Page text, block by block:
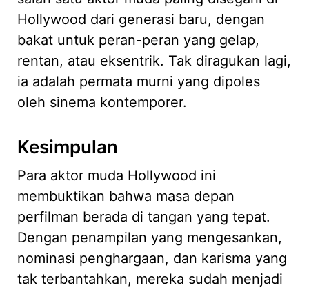
Hollywood dari generasi baru, dengan
bakat untuk peran-peran yang gelap,
rentan, atau eksentrik. Tak diragukan lagi,
ia adalah permata murni yang dipoles
oleh sinema kontemporer.
Kesimpulan
Para aktor muda Hollywood ini
membuktikan bahwa masa depan
perfilman berada di tangan yang tepat.
Dengan penampilan yang mengesankan,
nominasi penghargaan, dan karisma yang
tak terbantahkan, mereka sudah menjadi